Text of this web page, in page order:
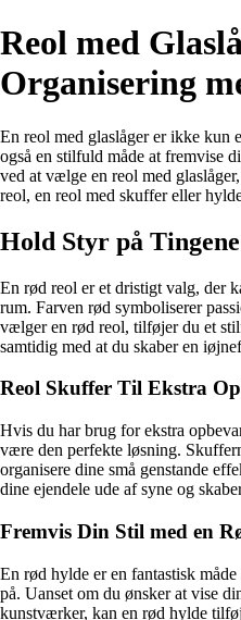
Reol med
Organisering
En reol med glaslåger er ikke kun
også en stilfuld måde at fremvise
ved at vælge en reol med
reol, en reol med skuffer eller
Hold Styr på
En rød reol er et dristigt valg, der
rum. Farven rød symboliserer
vælger en rød reol, tilføjer du et
samtidig med at du skaber en
Reol Skuffer Til Ekstra
Hvis du har brug for ekstra
være den perfekte løsning.
organisere dine små genstande
dine ejendele ude af syne og
Fremvis Din Stil med en
En rød hylde er en fantastisk
på. Uanset om du ønsker at vise
kunstværker, kan en rød hylde